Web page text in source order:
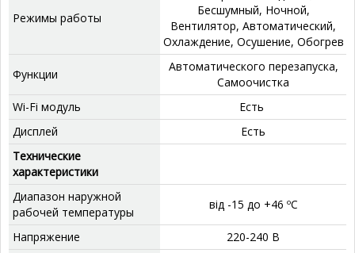
Режимы работы
Бесшумный, Ночной,
Вентилятор, Автоматический,
Охлаждение, Осушение, Обогрев
Функции
‎Автоматического перезапуска,
Самоочистка
Wi-Fi модуль
Есть
Дисплей
‎Есть
Технические
характеристики
Диапазон наружной
рабочей температуры
від -15 до +46 ºС
Напряжение
220-240 В